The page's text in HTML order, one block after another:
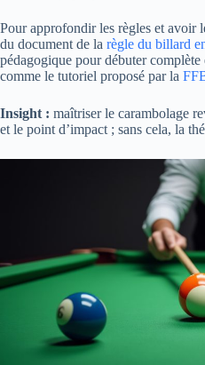
Pour approfondir les règles et avoir
du document de la règle du billard
pédagogique pour débuter complète
comme le tutoriel proposé par la
Insight : maîtriser le carambolage
et le point d’impact ; sans cela, la